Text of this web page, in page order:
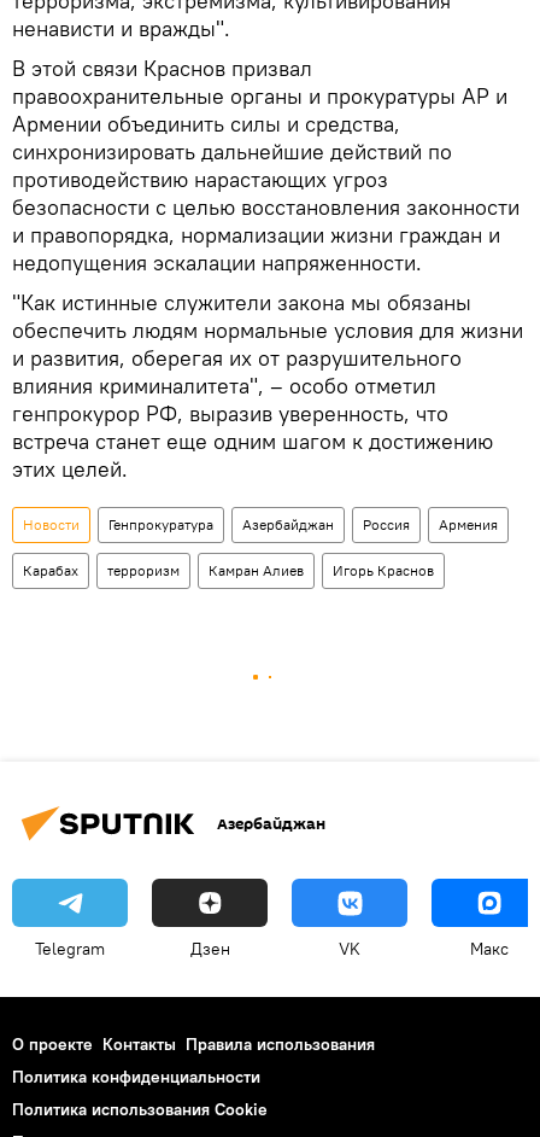
ненависти и вражды".
В этой связи Краснов призвал
правоохранительные органы и прокуратуры АР и
Армении объединить силы и средства,
синхронизировать дальнейшие действий по
противодействию нарастающих угроз
безопасности с целью восстановления законности
и правопорядка, нормализации жизни граждан и
недопущения эскалации напряженности.
"Как истинные служители закона мы обязаны
обеспечить людям нормальные условия для жизни
и развития, оберегая их от разрушительного
влияния криминалитета", – особо отметил
генпрокурор РФ, выразив уверенность, что
встреча станет еще одним шагом к достижению
этих целей.
Новости Генпрокуратура Азербайджан Россия Армения
Карабах терроризм Камран Алиев Игорь Краснов
Азербайджан
Telegram Дзен VK Макс
О проекте Контакты Правила использования
Политика конфиденциальности
Политика использования Cookie